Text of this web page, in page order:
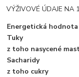
VÝŽIVOVÉ ÚDAJE NA
Energetická hodnota
Tuky
z toho nasycené
Sacharidy
z toho cukry